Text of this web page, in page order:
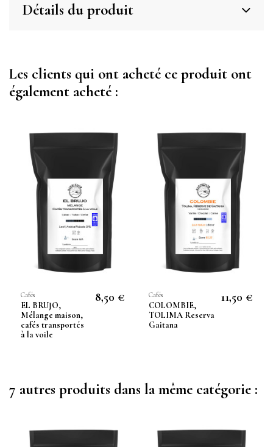
Détails du produit
Les clients qui ont acheté ce produit ont
également acheté :
Cafés
EL BRUJO,
Mélange maison,
cafés transportés
à la voile
8,50 € Cafés
COLOMBIE,
TOLIMA Reserva
Gaitana
11,50 €
7 autres produits dans la même catégorie :